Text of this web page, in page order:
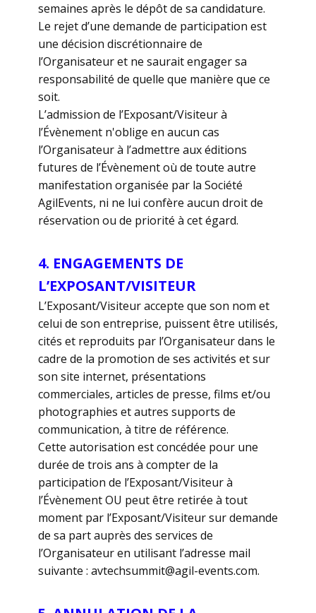
semaines après le dépôt de sa candidature.
Le rejet d’une demande de participation est
une décision discrétionnaire de
l’Organisateur et ne saurait engager sa
responsabilité de quelle que manière que ce
soit.
L’admission de l’Exposant/Visiteur à
l’Évènement n'oblige en aucun cas
l’Organisateur à l’admettre aux éditions
futures de l’Évènement où de toute autre
manifestation organisée par la Société
AgilEvents, ni ne lui confère aucun droit de
réservation ou de priorité à cet égard.
4. ENGAGEMENTS DE
L’EXPOSANT/VISITEUR
L’Exposant/Visiteur accepte que son nom et
celui de son entreprise, puissent être utilisés,
cités et reproduits par l’Organisateur dans le
cadre de la promotion de ses activités et sur
son site internet, présentations
commerciales, articles de presse, films et/ou
photographies et autres supports de
communication, à titre de référence.
Cette autorisation est concédée pour une
durée de trois ans à compter de la
participation de l’Exposant/Visiteur à
l’Évènement OU peut être retirée à tout
moment par l’Exposant/Visiteur sur demande
de sa part auprès des services de
l’Organisateur en utilisant l’adresse mail
suivante : avtechsummit@agil-events.com.